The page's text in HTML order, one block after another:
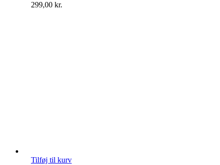
299,00 kr.
Tilføj til kurv